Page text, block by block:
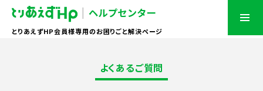
とりあえずHP会員様専用のお困りごと解決ページ
よくあるご質問